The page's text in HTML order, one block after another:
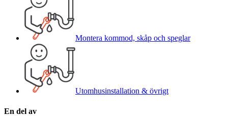
Montera kommod, skåp och speglar
Utomhusinstallation & övrigt
En del av